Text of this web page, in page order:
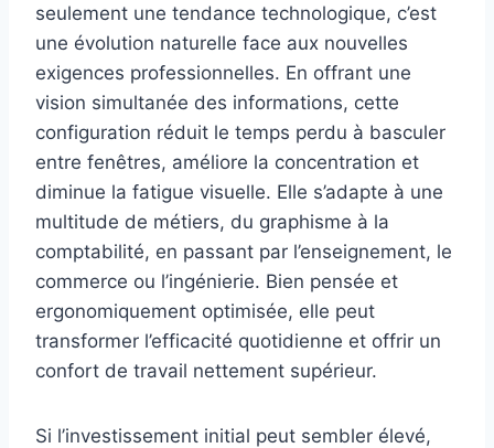
seulement une tendance technologique, c’est
une évolution naturelle face aux nouvelles
exigences professionnelles. En offrant une
vision simultanée des informations, cette
configuration réduit le temps perdu à basculer
entre fenêtres, améliore la concentration et
diminue la fatigue visuelle. Elle s’adapte à une
multitude de métiers, du graphisme à la
comptabilité, en passant par l’enseignement, le
commerce ou l’ingénierie. Bien pensée et
ergonomiquement optimisée, elle peut
transformer l’efficacité quotidienne et offrir un
confort de travail nettement supérieur.
Si l’investissement initial peut sembler élevé,